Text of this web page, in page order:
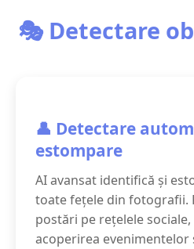
🎭 Detectare
👤 Detectare
estompare
AI avansat identifică și
toate fețele din fotografii.
postări pe rețelele
acoperirea